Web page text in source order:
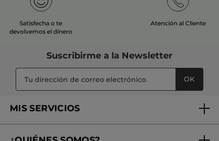
Satisfecha o te
devolvemos el dinero
Atención al Cliente
Suscribirme a la Newsletter
OK
MIS SERVICIOS